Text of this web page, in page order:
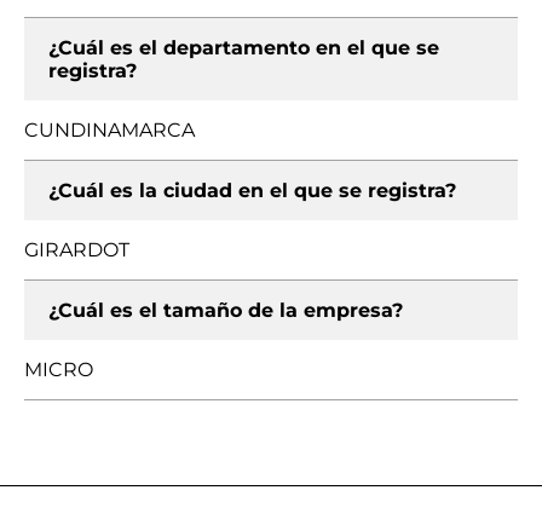
¿Cuál es el departamento en el que se
registra?
CUNDINAMARCA
¿Cuál es la ciudad en el que se registra?
GIRARDOT
¿Cuál es el tamaño de la empresa?
MICRO